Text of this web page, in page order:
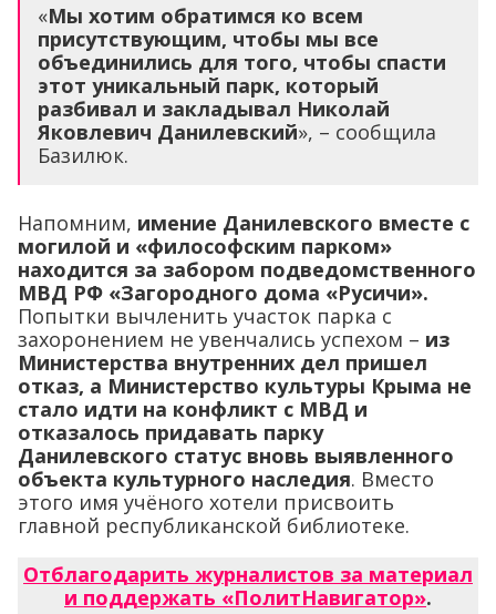
«Мы хотим обратимся ко всем
присутствующим, чтобы мы все
объединились для того, чтобы спасти
этот уникальный парк, который
разбивал и закладывал Николай
Яковлевич Данилевский», – сообщила
Базилюк.
Напомним, имение Данилевского вместе с
могилой и «философским парком»
находится за забором подведомственного
МВД РФ «Загородного дома «Русичи».
Попытки вычленить участок парка с
захоронением не увенчались успехом – из
Министерства внутренних дел пришел
отказ, а Министерство культуры Крыма не
стало идти на конфликт с МВД и
отказалось придавать парку
Данилевского статус вновь выявленного
объекта культурного наследия. Вместо
этого имя учёного хотели присвоить
главной республиканской библиотеке.
Отблагодарить журналистов за материал
и поддержать «ПолитНавигатор».